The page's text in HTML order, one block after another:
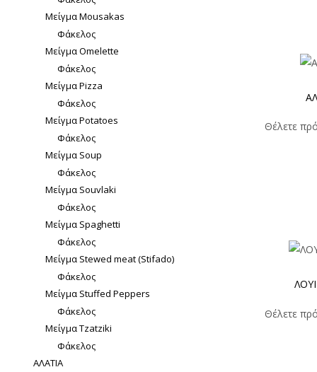
Θέλετε
Θέλετε
Μείγμα Mousakas
Φάκελος
Μείγμα Omelette
Φάκελος
Μείγμα Pizza
Φάκελος
Μείγμα Potatoes
Φάκελος
Μείγμα Soup
Φάκελος
Μείγμα Souvlaki
Φάκελος
Μείγμα Spaghetti
Φάκελος
Μείγμα Stewed meat (Stifado)
Φάκελος
Μείγμα Stuffed Peppers
Φάκελος
Μείγμα Tzatziki
Φάκελος
ΑΛΑΤΙΑ